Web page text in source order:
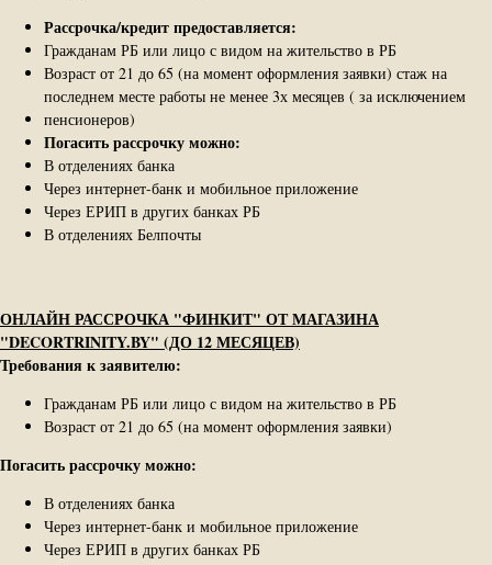
Рассрочка/кредит предоставляется:
Гражданам РБ или лицо с видом на жительство в РБ
Возраст от 21 до 65 (на момент оформления заявки) стаж на
последнем месте работы не менее 3х месяцев ( за исключением
пенсионеров)
Погасить рассрочку можно:
В отделениях банка
Через интернет-банк и мобильное приложение
Через ЕРИП в других банках РБ
В отделениях Белпочты
ОНЛАЙН РАССРОЧКА "ФИНКИТ" ОТ МАГАЗИНА
"DECORTRINITY.BY" (ДО 12 МЕСЯЦЕВ)
Требования к заявителю:
Гражданам РБ или лицо с видом на жительство в РБ
Возраст от 21 до 65 (на момент оформления заявки)
Погасить рассрочку можно:
В отделениях банка
Через интернет-банк и мобильное приложение
Через ЕРИП в других банках РБ